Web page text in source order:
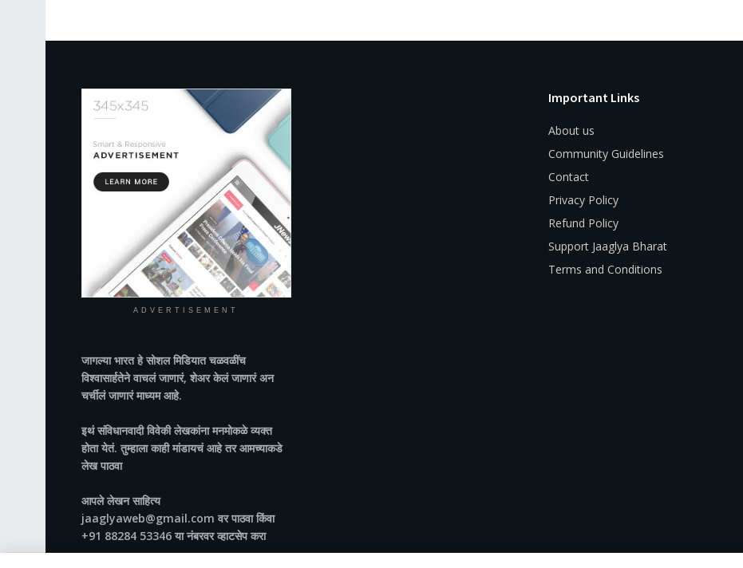
ADVERTISEMENT
जागल्या भारतहे सोशल मिडियात चळवळींच
विश्वासार्हतेने वाचलं जाणारं, शेअर केलं जाणारं अन
चर्चीलं जाणारं माध्यम आहे.
इथं संविधानवादी विवेकी लेखकांना मनमोकळे व्यक्त
होता येतं. तुम्हाला काही मांडायचं आहे तर आमच्याकडे
लेख पाठवा
आपले लेखन साहित्य
jaaglyaweb@gmail.com वर पाठवा किंवा
+91 88284 53346 या नंबरवर व्हाटसेप करा
Important Links
About us
Community Guidelines
Contact
Privacy Policy
Refund Policy
Support Jaaglya Bharat
Terms and Conditions